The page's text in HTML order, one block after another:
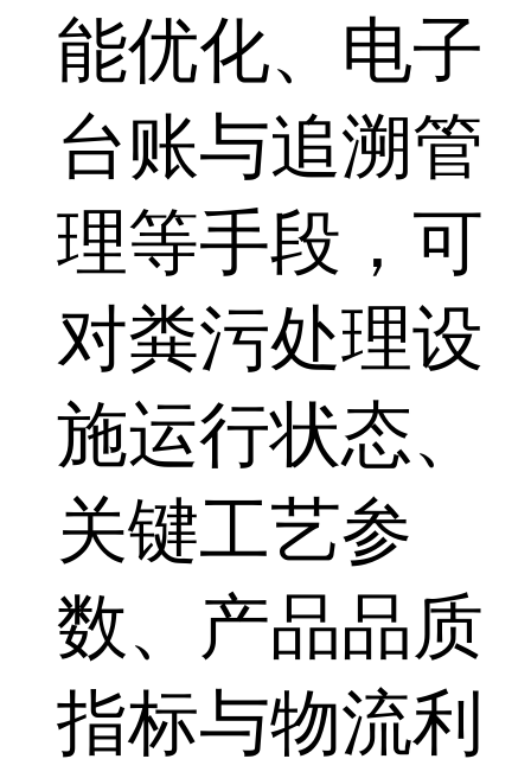
能优化、电子
台账与追溯管
理等手段，可
对粪污处理设
施运行状态、
关键工艺参
数、产品品质
指标与物流利